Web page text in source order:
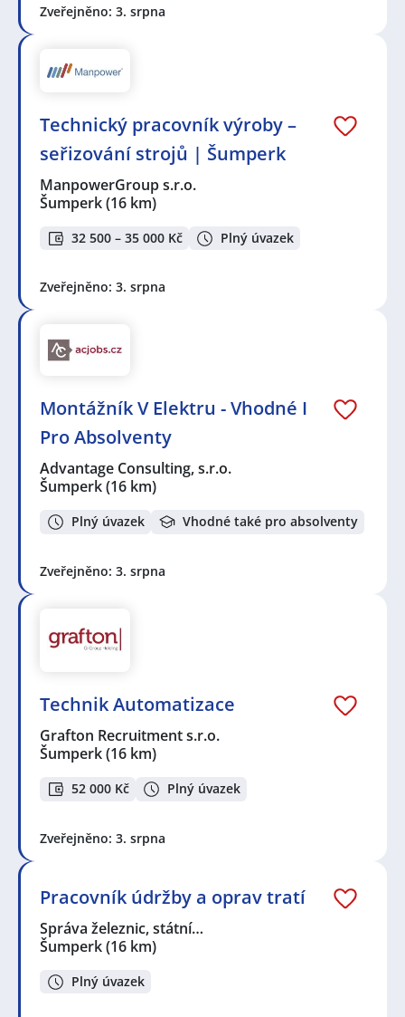
Zveřejněno: 3. srpna
Technický pracovník výroby –
seřizování strojů | Šumperk
ManpowerGroup s.r.o.
Šumperk(16 km)
32 500 – 35 000 Kč Plný úvazek
Zveřejněno: 3. srpna
Montážník V Elektru - Vhodné I
Pro Absolventy
Advantage Consulting, s.r.o.
Šumperk(16 km)
Plný úvazek Vhodné také pro absolventy
Zveřejněno: 3. srpna
Technik Automatizace
Grafton Recruitment s.r.o.
Šumperk(16 km)
52 000 Kč Plný úvazek
Zveřejněno: 3. srpna
Pracovník údržby a oprav tratí
Správa železnic, státní…
Šumperk(16 km)
Plný úvazek